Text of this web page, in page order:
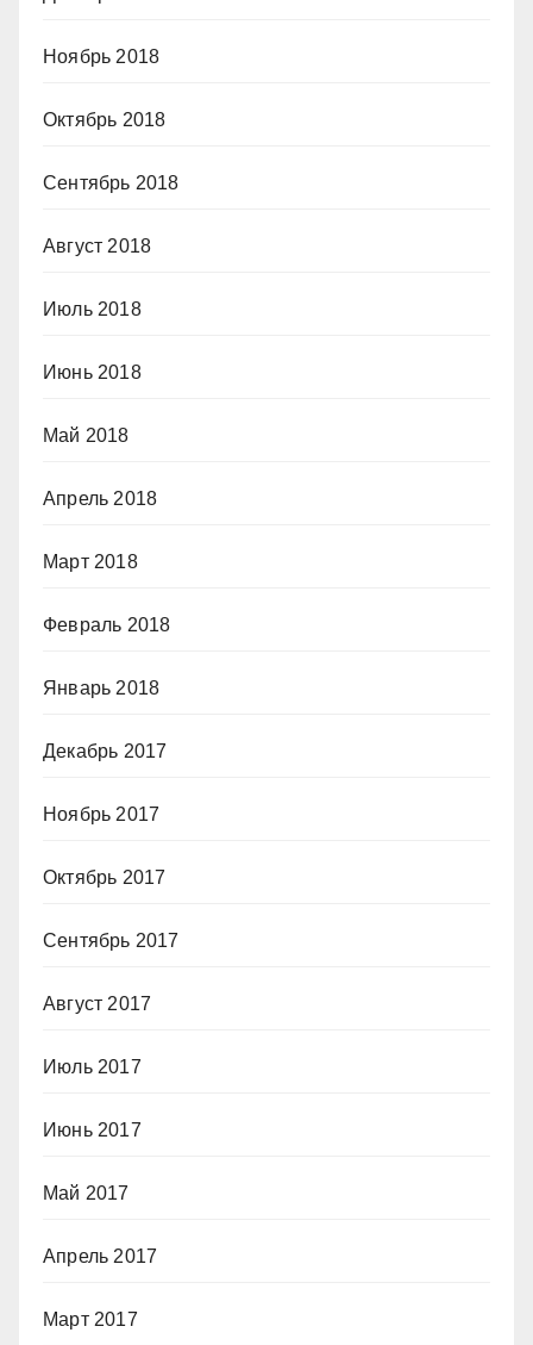
Ноябрь 2018
Октябрь 2018
Сентябрь 2018
Август 2018
Июль 2018
Июнь 2018
Май 2018
Апрель 2018
Март 2018
Февраль 2018
Январь 2018
Декабрь 2017
Ноябрь 2017
Октябрь 2017
Сентябрь 2017
Август 2017
Июль 2017
Июнь 2017
Май 2017
Апрель 2017
Март 2017